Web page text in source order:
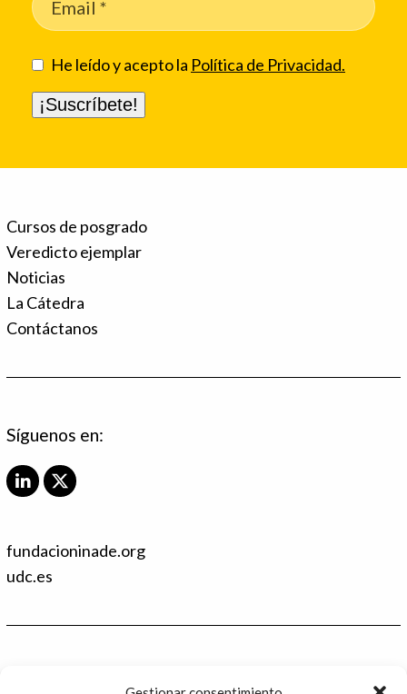
He leído y acepto la Política de Privacidad.
Cursos de posgrado
Veredicto ejemplar
Noticias
La Cátedra
Contáctanos
Síguenos en:
L
e
d
X
t
fundacioninade.org
udc.es